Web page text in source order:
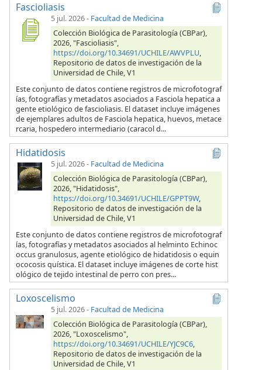
Fascioliasis
5 jul. 2026- Facultad de Medicina
Colección Biológica de Parasitología (CBPar),
2026, "Fascioliasis",
https://doi.org/10.34691/UCHILE/AWVPLU,
Repositorio de datos de investigación de la
Universidad de Chile, V1
Este conjunto de datos contiene registros de microfotograf
ías, fotografías y metadatos asociados a Fasciola hepatica a
gente etiológico de fascioliasis. El dataset incluye imágenes
de ejemplares adultos de Fasciola hepatica, huevos, metace
rcaria, hospedero intermediario (caracol d...
Hidatidosis
5 jul. 2026- Facultad de Medicina
Colección Biológica de Parasitología (CBPar),
2026, "Hidatidosis",
https://doi.org/10.34691/UCHILE/GPPT9W,
Repositorio de datos de investigación de la
Universidad de Chile, V1
Este conjunto de datos contiene registros de microfotograf
ías, fotografías y metadatos asociados al helminto Echinoc
occus granulosus, agente etiológico de hidatidosis o equin
ococosis quística. El dataset incluye imágenes de corte hist
ológico de tejido intestinal de perro con pres...
Loxoscelismo
5 jul. 2026- Facultad de Medicina
Colección Biológica de Parasitología (CBPar),
2026, "Loxoscelismo",
https://doi.org/10.34691/UCHILE/YJC9C6,
Repositorio de datos de investigación de la
Universidad de Chile, V1